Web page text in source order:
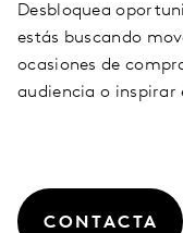
Desbloquea
estás buscando
ocasiones de
audiencia o inspirar
CONTACTA